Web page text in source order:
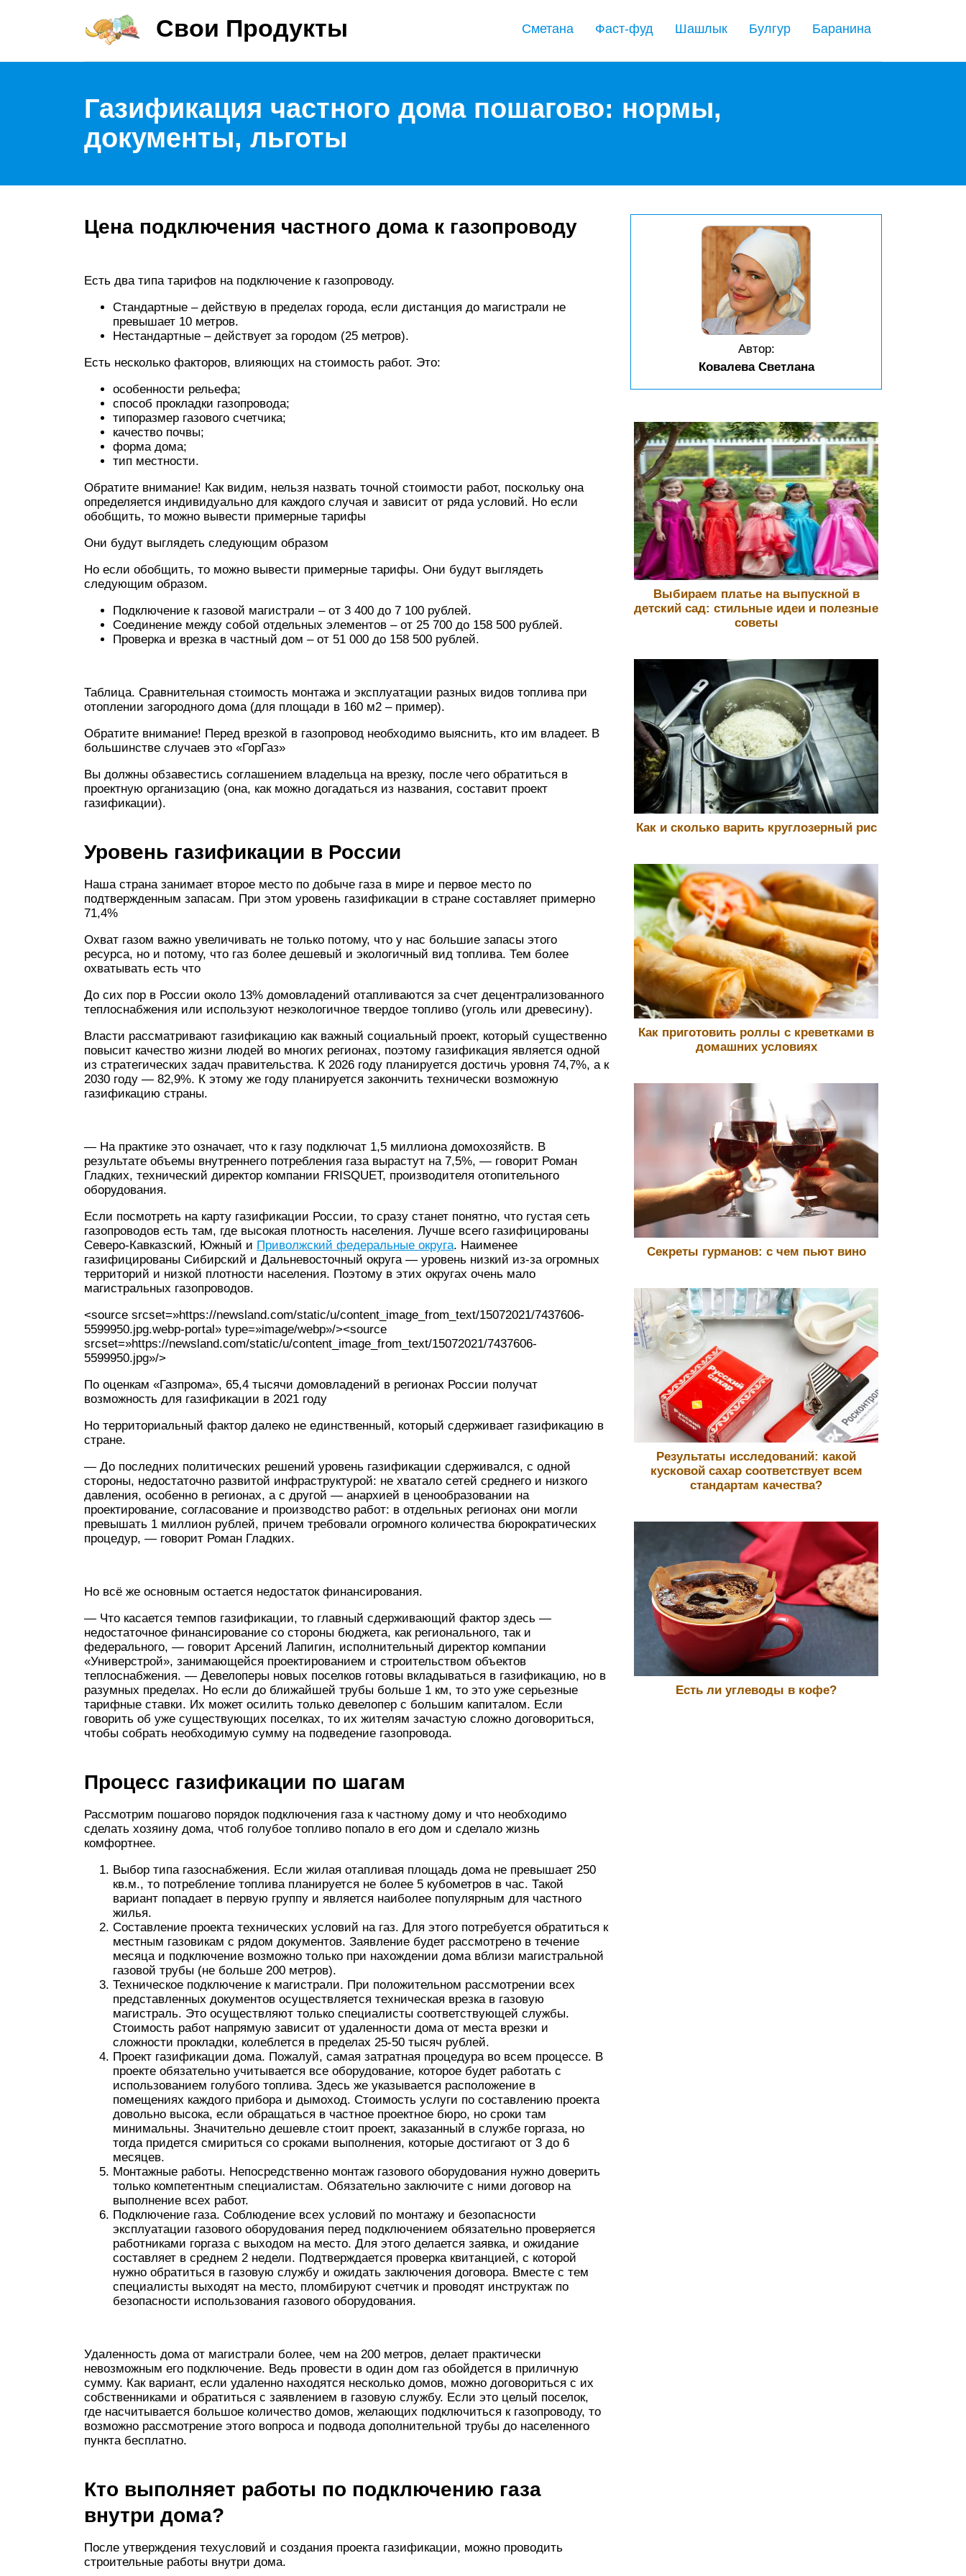
Свои Продукты Баранина
Булгур
Шашлык
Фаст-фуд
Сметана
Газификация частного дома пошагово: нормы,
документы, льготы
Цена подключения частного дома к газопроводу
Есть два типа тарифов на подключение к газопроводу.
Стандартные – действую в пределах города, если дистанция до магистрали не
превышает 10 метров.
Нестандартные – действует за городом (25 метров).
Есть несколько факторов, влияющих на стоимость работ. Это:
особенности рельефа;
способ прокладки газопровода;
типоразмер газового счетчика;
качество почвы;
форма дома;
тип местности.
Обратите внимание! Как видим, нельзя назвать точной стоимости работ, поскольку она
определяется индивидуально для каждого случая и зависит от ряда условий. Но если
обобщить, то можно вывести примерные тарифы
Они будут выглядеть следующим образом
Но если обобщить, то можно вывести примерные тарифы. Они будут выглядеть
следующим образом.
Подключение к газовой магистрали – от 3 400 до 7 100 рублей.
Соединение между собой отдельных элементов – от 25 700 до 158 500 рублей.
Проверка и врезка в частный дом – от 51 000 до 158 500 рублей.
Таблица. Сравнительная стоимость монтажа и эксплуатации разных видов топлива при
отоплении загородного дома (для площади в 160 м2 – пример).
Обратите внимание! Перед врезкой в газопровод необходимо выяснить, кто им владеет. В
большинстве случаев это «ГорГаз»
Вы должны обзавестись соглашением владельца на врезку, после чего обратиться в
проектную организацию (она, как можно догадаться из названия, составит проект
газификации).
Уровень газификации в России
Наша страна занимает второе место по добыче газа в мире и первое место по
подтвержденным запасам. При этом уровень газификации в стране составляет примерно
71,4%
Охват газом важно увеличивать не только потому, что у нас большие запасы этого
ресурса, но и потому, что газ более дешевый и экологичный вид топлива. Тем более
охватывать есть что
До сих пор в России около 13% домовладений отапливаются за счет децентрализованного
теплоснабжения или используют неэкологичное твердое топливо (уголь или древесину).
Власти рассматривают газификацию как важный социальный проект, который существенно
повысит качество жизни людей во многих регионах, поэтому газификация является одной
из стратегических задач правительства. К 2026 году планируется достичь уровня 74,7%, а к
2030 году — 82,9%. К этому же году планируется закончить технически возможную
газификацию страны.
— На практике это означает, что к газу подключат 1,5 миллиона домохозяйств. В
результате объемы внутреннего потребления газа вырастут на 7,5%, — говорит Роман
Гладких, технический директор компании FRISQUET, производителя отопительного
оборудования.
Если посмотреть на карту газификации России, то сразу станет понятно, что густая сеть
газопроводов есть там, где высокая плотность населения. Лучше всего газифицированы
Северо-Кавказский, Южный и Приволжский федеральные округа. Наименее
газифицированы Сибирский и Дальневосточный округа — уровень низкий из-за огромных
территорий и низкой плотности населения. Поэтому в этих округах очень мало
магистральных газопроводов.
<source srcset=»https://newsland.com/static/u/content_image_from_text/15072021/7437606-
5599950.jpg.webp-portal» type=»image/webp»/><source
srcset=»https://newsland.com/static/u/content_image_from_text/15072021/7437606-
5599950.jpg»/>
По оценкам «Газпрома», 65,4 тысячи домовладений в регионах России получат
возможность для газификации в 2021 году
Но территориальный фактор далеко не единственный, который сдерживает газификацию в
стране.
— До последних политических решений уровень газификации сдерживался, с одной
стороны, недостаточно развитой инфраструктурой: не хватало сетей среднего и низкого
давления, особенно в регионах, а с другой — анархией в ценообразовании на
проектирование, согласование и производство работ: в отдельных регионах они могли
превышать 1 миллион рублей, причем требовали огромного количества бюрократических
процедур, — говорит Роман Гладких.
Но всё же основным остается недостаток финансирования.
— Что касается темпов газификации, то главный сдерживающий фактор здесь —
недостаточное финансирование со стороны бюджета, как регионального, так и
федерального, — говорит Арсений Лапигин, исполнительный директор компании
«Универстрой», занимающейся проектированием и строительством объектов
теплоснабжения. — Девелоперы новых поселков готовы вкладываться в газификацию, но в
разумных пределах. Но если до ближайшей трубы больше 1 км, то это уже серьезные
тарифные ставки. Их может осилить только девелопер с большим капиталом. Если
говорить об уже существующих поселках, то их жителям зачастую сложно договориться,
чтобы собрать необходимую сумму на подведение газопровода.
Процесс газификации по шагам
Рассмотрим пошагово порядок подключения газа к частному дому и что необходимо
сделать хозяину дома, чтоб голубое топливо попало в его дом и сделало жизнь
комфортнее.
Выбор типа газоснабжения. Если жилая отапливая площадь дома не превышает 250
кв.м., то потребление топлива планируется не более 5 кубометров в час. Такой
вариант попадает в первую группу и является наиболее популярным для частного
жилья.
Составление проекта технических условий на газ. Для этого потребуется обратиться к
местным газовикам с рядом документов. Заявление будет рассмотрено в течение
месяца и подключение возможно только при нахождении дома вблизи магистральной
газовой трубы (не больше 200 метров).
Техническое подключение к магистрали. При положительном рассмотрении всех
представленных документов осуществляется техническая врезка в газовую
магистраль. Это осуществляют только специалисты соответствующей службы.
Стоимость работ напрямую зависит от удаленности дома от места врезки и
сложности прокладки, колеблется в пределах 25-50 тысяч рублей.
Проект газификации дома. Пожалуй, самая затратная процедура во всем процессе. В
проекте обязательно учитывается все оборудование, которое будет работать с
использованием голубого топлива. Здесь же указывается расположение в
помещениях каждого прибора и дымоход. Стоимость услуги по составлению проекта
довольно высока, если обращаться в частное проектное бюро, но сроки там
минимальны. Значительно дешевле стоит проект, заказанный в службе горгаза, но
тогда придется смириться со сроками выполнения, которые достигают от 3 до 6
месяцев.
Монтажные работы. Непосредственно монтаж газового оборудования нужно доверить
только компетентным специалистам. Обязательно заключите с ними договор на
выполнение всех работ.
Подключение газа. Соблюдение всех условий по монтажу и безопасности
эксплуатации газового оборудования перед подключением обязательно проверяется
работниками горгаза с выходом на место. Для этого делается заявка, и ожидание
составляет в среднем 2 недели. Подтверждается проверка квитанцией, с которой
нужно обратиться в газовую службу и ожидать заключения договора. Вместе с тем
специалисты выходят на место, пломбируют счетчик и проводят инструктаж по
безопасности использования газового оборудования.
Удаленность дома от магистрали более, чем на 200 метров, делает практически
невозможным его подключение. Ведь провести в один дом газ обойдется в приличную
сумму. Как вариант, если удаленно находятся несколько домов, можно договориться с их
собственниками и обратиться с заявлением в газовую службу. Если это целый поселок,
где насчитывается большое количество домов, желающих подключиться к газопроводу, то
возможно рассмотрение этого вопроса и подвода дополнительной трубы до населенного
пункта бесплатно.
Кто выполняет работы по подключению газа
внутри дома?
После утверждения техусловий и создания проекта газификации, можно проводить
строительные работы внутри дома.
Автор:
Ковалева Светлана
Выбираем платье на выпускной в
детский сад: стильные идеи и полезные
советы
Как и сколько варить круглозерный рис
Как приготовить роллы с креветками в
домашних условиях
Секреты гурманов: с чем пьют вино
Результаты исследований: какой
кусковой сахар соответствует всем
стандартам качества?
Есть ли углеводы в кофе?